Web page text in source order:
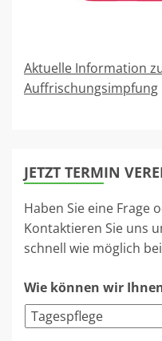
Aktuelle Information
Auffrischungsimpfung
JETZT TERMIN
Haben Sie eine Frage
Kontaktieren Sie uns
schnell wie möglich
Wie können wir